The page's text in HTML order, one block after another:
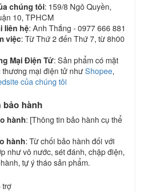
chúng tôi: 159/8 Ngô Quyền,
10, TPHCM
liên hệ: Anh Thắng - 0977 666 881
việc: Từ Thứ 2 đến Thứ 7, từ 8h00
Mại Điện Tử: Sản phẩm có mặt
thương mại điện tử nhưShopee,
của chúng tôi
hành
hành: [Thông tin bảo hành cụ thể
hành: Từ chối bảo hành đối với
như vô nước, sét đánh, chập điện,
tự ý tháo sản phẩm.
trợ